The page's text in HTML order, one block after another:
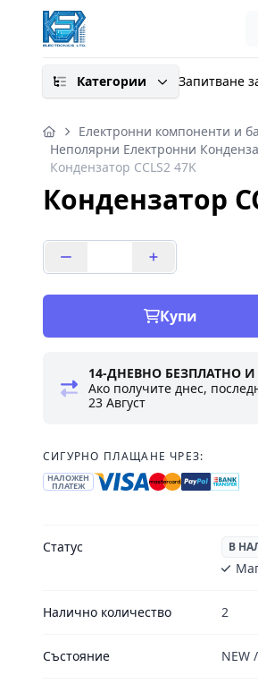
Категории Запитване
Електронни компоненти и
Неполярни Електронни
Кондензатор CCLS2 47K
Кондензатор
Купи
14-ДНЕВНО БЕЗПЛАТНО
Ако получите днес,
23 Август
СИГУРНО ПЛАЩАНЕ ЧРЕЗ:
НАЛОЖЕН
ПЛАТЕЖ
Статус В
Налично количество 2
Състояние NEW